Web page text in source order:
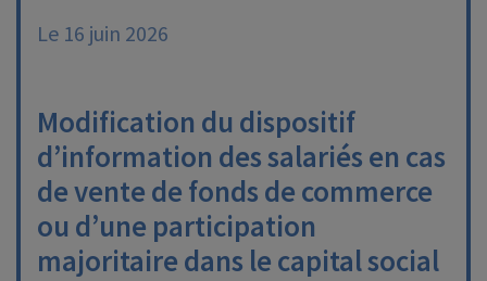
Le 16 juin 2026
Modification du dispositif
d’information des salariés en cas
de vente de fonds de commerce
ou d’une participation
majoritaire dans le capital social